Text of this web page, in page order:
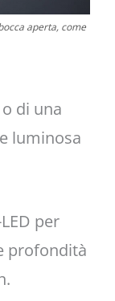
aperta, come
di una
luminosa
per
profondità